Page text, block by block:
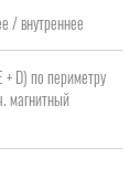
/ внутреннее
+ D) по периметру
магнитный